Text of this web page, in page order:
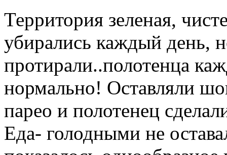
Территория зеленая,
убирались каждый день,
протирали..полотенца
нормально! Оставляли
парео и полотенец
Еда- голодными не